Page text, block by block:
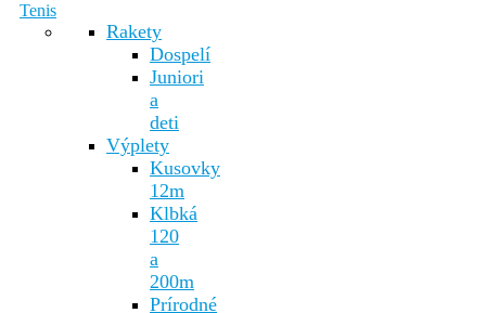
Tenis
Rakety
Dospelí
Juniori
a
deti
Výplety
Kusovky
12m
Klbká
120
a
200m
Prírodné